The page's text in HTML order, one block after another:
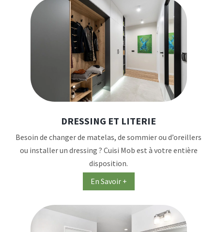
DRESSING ET LITERIE
Besoin de changer de matelas, de sommier ou d’oreillers
ou installer un dressing ? Cuisi Mob est à votre entière
disposition.
En Savoir +